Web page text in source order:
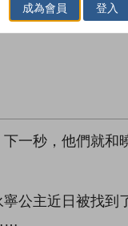
一秒，他們就
公主近日被找
成為會員 登入